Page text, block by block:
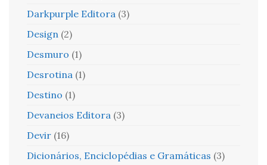
Darkpurple Editora (3)
Design (2)
Desmuro (1)
Desrotina (1)
Destino (1)
Devaneios Editora (3)
Devir (16)
Dicionários, Enciclopédias e Gramáticas (3)